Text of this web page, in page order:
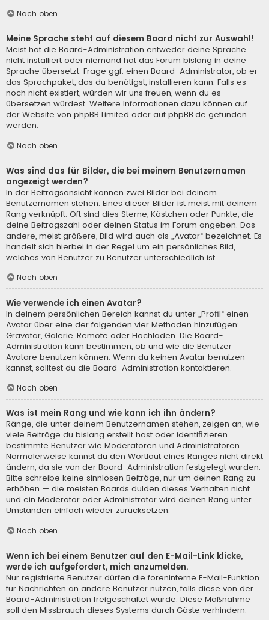
Nach oben
Meine Sprache steht auf diesem Board nicht zur Auswahl!
Meist hat die Board-Administration entweder deine Sprache
nicht installiert oder niemand hat das Forum bislang in deine
Sprache übersetzt. Frage ggf. einen Board-Administrator, ob er
das Sprachpaket, das du benötigst, installieren kann. Falls es
noch nicht existiert, würden wir uns freuen, wenn du es
übersetzen würdest. Weitere Informationen dazu können auf
der Website von phpBB Limited oder auf phpBB.de gefunden
werden.
Nach oben
Was sind das für Bilder, die bei meinem Benutzernamen
angezeigt werden?
In der Beitragsansicht können zwei Bilder bei deinem
Benutzernamen stehen. Eines dieser Bilder ist meist mit deinem
Rang verknüpft: Oft sind dies Sterne, Kästchen oder Punkte, die
deine Beitragszahl oder deinen Status im Forum angeben. Das
andere, meist größere, Bild wird auch als „Avatar“ bezeichnet. Es
handelt sich hierbei in der Regel um ein persönliches Bild,
welches von Benutzer zu Benutzer unterschiedlich ist.
Nach oben
Wie verwende ich einen Avatar?
In deinem persönlichen Bereich kannst du unter „Profil“ einen
Avatar über eine der folgenden vier Methoden hinzufügen:
Gravatar, Galerie, Remote oder Hochladen. Die Board-
Administration kann bestimmen, ob und wie die Benutzer
Avatare benutzen können. Wenn du keinen Avatar benutzen
kannst, solltest du die Board-Administration kontaktieren.
Nach oben
Was ist mein Rang und wie kann ich ihn ändern?
Ränge, die unter deinem Benutzernamen stehen, zeigen an, wie
viele Beiträge du bislang erstellt hast oder identifizieren
bestimmte Benutzer wie Moderatoren und Administratoren.
Normalerweise kannst du den Wortlaut eines Ranges nicht direkt
ändern, da sie von der Board-Administration festgelegt wurden.
Bitte schreibe keine sinnlosen Beiträge, nur um deinen Rang zu
erhöhen — die meisten Boards dulden dieses Verhalten nicht
und ein Moderator oder Administrator wird deinen Rang unter
Umständen einfach wieder zurücksetzen.
Nach oben
Wenn ich bei einem Benutzer auf den E-Mail-Link klicke,
werde ich aufgefordert, mich anzumelden.
Nur registrierte Benutzer dürfen die foreninterne E-Mail-Funktion
für Nachrichten an andere Benutzer nutzen, falls diese von der
Board-Administration freigeschaltet wurde. Diese Maßnahme
soll den Missbrauch dieses Systems durch Gäste verhindern.